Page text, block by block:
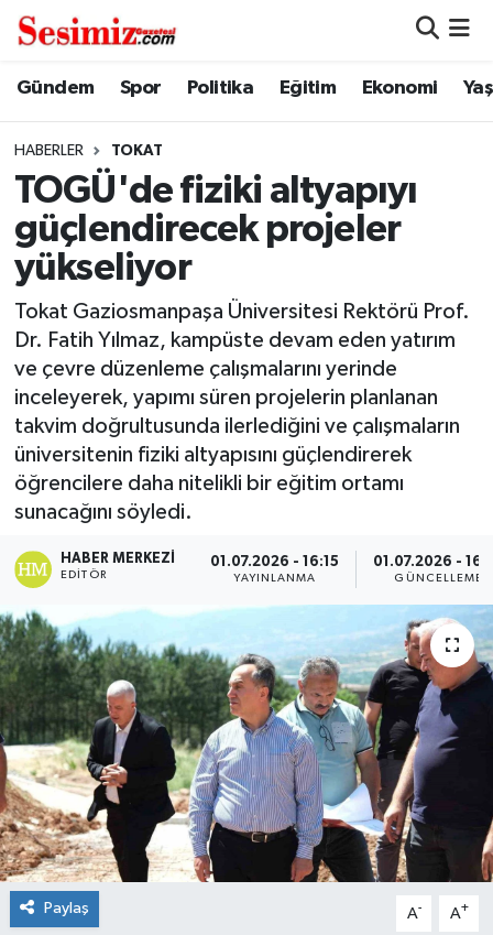
Gündem Spor Politika Eğitim Ekonomi
HABERLER TOKAT
TOGÜ'de fiziki altyapıyı
güçlendirecek projeler
yükseliyor
Tokat Gaziosmanpaşa Üniversitesi Rektörü Prof.
Dr. Fatih Yılmaz, kampüste devam eden yatırım
ve çevre düzenleme çalışmalarını yerinde
inceleyerek, yapımı süren projelerin planlanan
takvim doğrultusunda ilerlediğini ve çalışmaların
üniversitenin fiziki altyapısını güçlendirerek
öğrencilere daha nitelikli bir eğitim ortamı
sunacağını söyledi.
HABER MERKEZI
EDITÖR
01.07.2026 - 16:15
YAYINLANMA
01.07.2026 -
GÜNCELLEME
Paylaş A- A+
Dünya
Ekonomi
Genel
Gündem
Magazin
Politika
Sağlık
Tokat Haberleri
Yaşam
Nöbetçi Eczaneler
Namaz Vakitleri
Trafik Durumu
Süper Lig Puan Durumu ve Fikstür
Tüm Manşetler
Son Dakika Haberleri
Haber Arşivi